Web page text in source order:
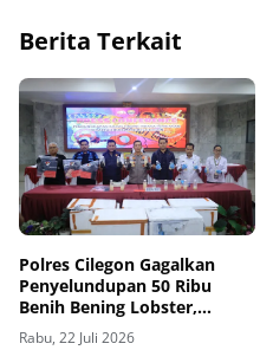
Berita Terkait
Polres Cilegon Gagalkan
Penyelundupan 50 Ribu
Benih Bening Lobster,
Selamatkan Kerugian Negara
Rp7,5 Miliar
Rabu, 22 Juli 2026